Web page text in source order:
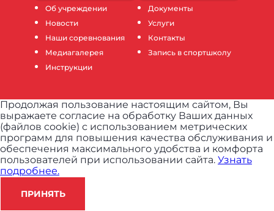
Об учреждении
Новости
Наши соревнования
Медиагалерея
Инструкции
Документы
Услуги
Контакты
Запись в спортшколу
Продолжая пользование настоящим сайтом, Вы
выражаете согласие на обработку Ваших данных
(файлов cookie) с использованием метрических
программ для повышения качества обслуживания и
обеспечения максимального удобства и комфорта
пользователей при использовании сайта. Узнать
подробнее.
ПРИНЯТЬ